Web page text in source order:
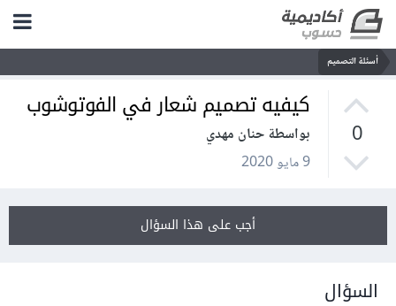
أسئلة التصميم
0
كيفيه تصميم شعار في الفوتوشوب
بواسطة حنان مهدي
9 مايو 2020
أجب على هذا السؤال
السؤال